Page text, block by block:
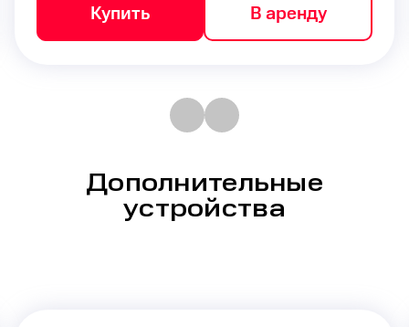
Купить В аренду
Дополнительные
устройства